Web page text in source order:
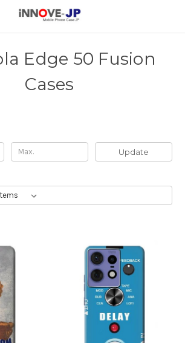
Edge 50 Fusion
Cases
Update